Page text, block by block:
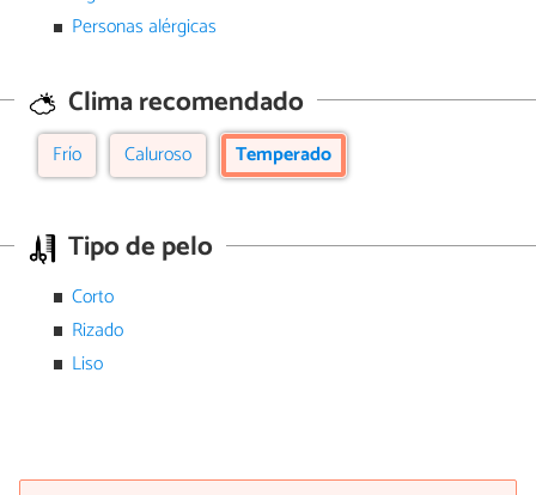
Personas alérgicas
Clima recomendado
Frío Caluroso Temperado
Tipo de pelo
Corto
Rizado
Liso